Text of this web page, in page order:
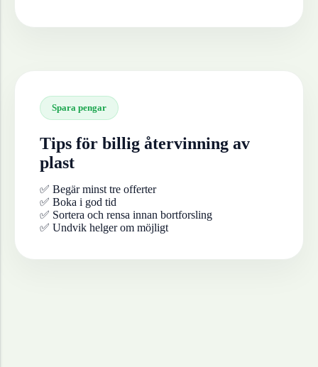
Spara pengar
Tips för billig återvinning av
plast
✅ Begär minst tre offerter
✅ Boka i god tid
✅ Sortera och rensa innan bortforsling
✅ Undvik helger om möjligt